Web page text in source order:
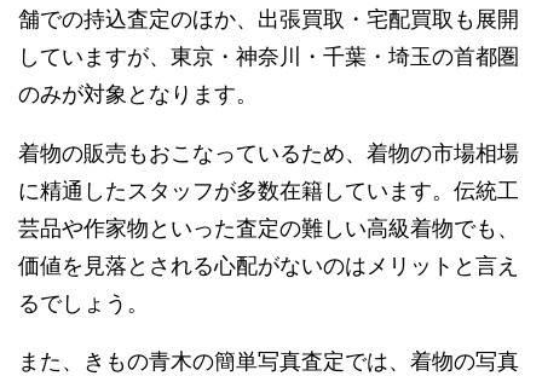
舗での持込査定のほか、出張買取・宅配買取も展開
していますが、東京・神奈川・千葉・埼玉の首都圏
のみが対象となります。
着物の販売もおこなっているため、着物の市場相場
に精通したスタッフが多数在籍しています。伝統工
芸品や作家物といった査定の難しい高級着物でも、
価値を見落とされる心配がないのはメリットと言え
るでしょう。
また、きもの青木の簡単写真査定では、着物の写真